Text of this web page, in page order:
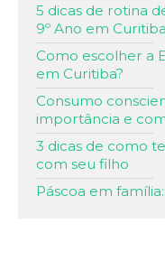
5 dicas de rotina
9º Ano em Curitiba
Como escolher a
em Curitiba?
Consumo
importância e
3 dicas de como
com seu filho
Páscoa em